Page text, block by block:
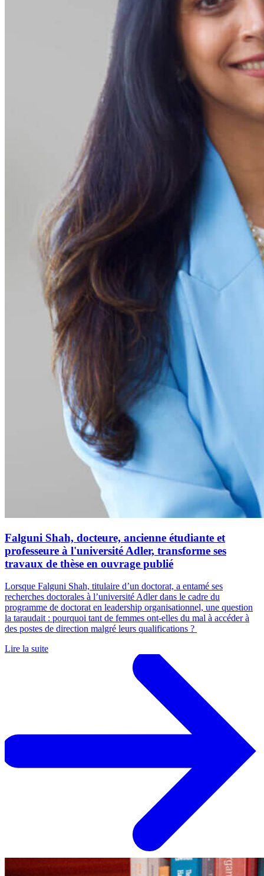
Falguni Shah, docteure, ancienne étudiante et
professeure à l'université Adler, transforme ses
travaux de thèse en ouvrage publié
Lorsque Falguni Shah, titulaire d’un doctorat, a entamé ses
recherches doctorales à l’université Adler dans le cadre du
programme de doctorat en leadership organisationnel, une question
la taraudait : pourquoi tant de femmes ont-elles du mal à accéder à
des postes de direction malgré leurs qualifications ?
Lire la suite